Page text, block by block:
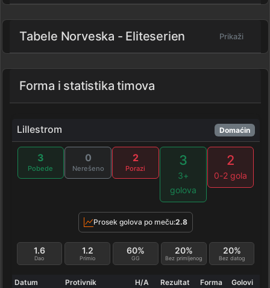
Tabele Norveska - Eliteserien Prikaži
Forma i statistika timova
Lillestrom Domaćin
3
Pobede
0
Nerešeno
2
Porazi
3
3+
golova
2
0-2 gola
Prosek golova po meču:2.8
Dao
1.6
Primio
1.2
GG
60%
Bez primljenog
20%
Bez datog
20%
Datum Protivnik H/A Rezultat Forma
Golovi